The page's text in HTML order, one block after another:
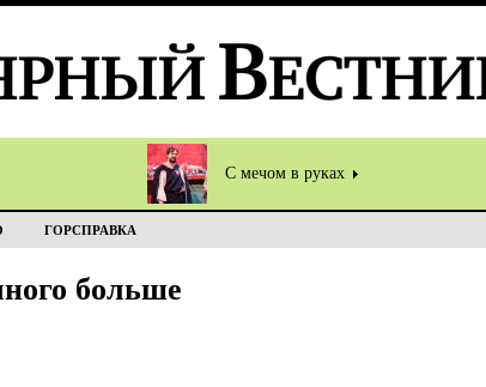
С мечом в руках
ГОРСПРАВКА
больше